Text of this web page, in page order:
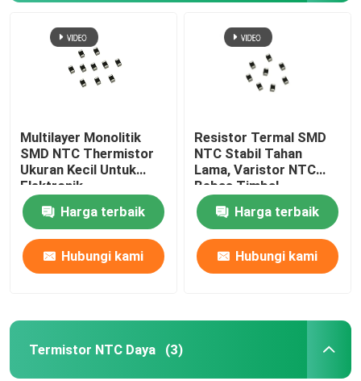
Multilayer Monolitik
SMD NTC Thermistor
Ukuran Kecil Untuk
Elektronik
Harga terbaik
Hubungi kami
Resistor Termal SMD
NTC Stabil Tahan
Lama, Varistor NTC
Bebas Timbal
Harga terbaik
Hubungi kami
Termistor NTC Daya (3)